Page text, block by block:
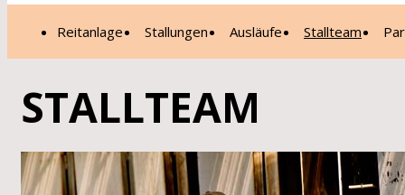
Reitanlage Stallungen Ausläufe Stallteam
STALLTEAM